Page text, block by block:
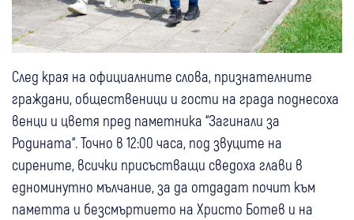
След края на официалните слова, признателните
граждани, общественици и гости на града поднесоха
венци и цветя пред паметника “Загинали за
Родината“. Точно в 12:00 часа, под звуците на
сирените, всички присъстващи сведоха глави в
едноминутно мълчание, за да отдадат почит към
паметта и безсмъртието на Христо Ботев и на